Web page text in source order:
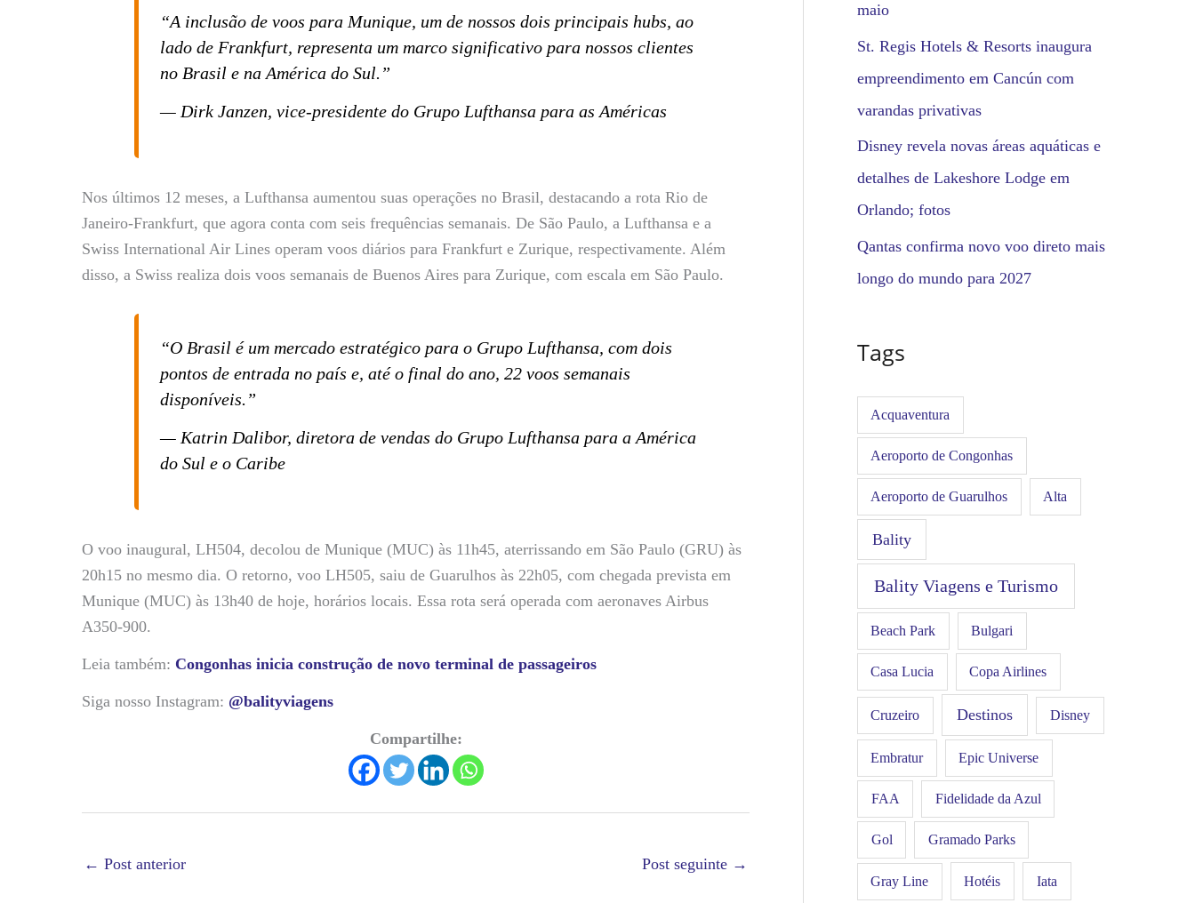
“A inclusão de voos para Munique, um de nossos dois principais hubs, ao
lado de Frankfurt, representa um marco significativo para nossos clientes
no Brasil e na América do Sul.”
— Dirk Janzen, vice-presidente do Grupo Lufthansa para as Américas
Nos últimos 12 meses, a Lufthansa aumentou suas operações no Brasil, destacando a rota Rio de
Janeiro-Frankfurt, que agora conta com seis frequências semanais. De São Paulo, a Lufthansa e a
Swiss International Air Lines operam voos diários para Frankfurt e Zurique, respectivamente. Além
disso, a Swiss realiza dois voos semanais de Buenos Aires para Zurique, com escala em São Paulo.
“O Brasil é um mercado estratégico para o Grupo Lufthansa, com dois
pontos de entrada no país e, até o final do ano, 22 voos semanais
disponíveis.”
— Katrin Dalibor, diretora de vendas do Grupo Lufthansa para a América
do Sul e o Caribe
O voo inaugural, LH504, decolou de Munique (MUC) às 11h45, aterrissando em São Paulo (GRU) às
20h15 no mesmo dia. O retorno, voo LH505, saiu de Guarulhos às 22h05, com chegada prevista em
Munique (MUC) às 13h40 de hoje, horários locais. Essa rota será operada com aeronaves Airbus
A350-900.
Leia também: Congonhas inicia construção de novo terminal de passageiros
Siga nosso Instagram: @balityviagens
Compartilhe:
← Post anterior Post seguinte →
maio
St. Regis Hotels & Resorts inaugura
empreendimento em Cancún com
varandas privativas
Disney revela novas áreas aquáticas e
detalhes de Lakeshore Lodge em
Orlando; fotos
Qantas confirma novo voo direto mais
longo do mundo para 2027
Tags
Acquaventura
Aeroporto de Congonhas
Aeroporto de Guarulhos Alta
Bality
Bality Viagens e Turismo
Beach Park Bulgari
Casa Lucia Copa Airlines
Cruzeiro Destinos Disney
Embratur Epic Universe
FAA Fidelidade da Azul
Gol Gramado Parks
Gray Line Hotéis Iata